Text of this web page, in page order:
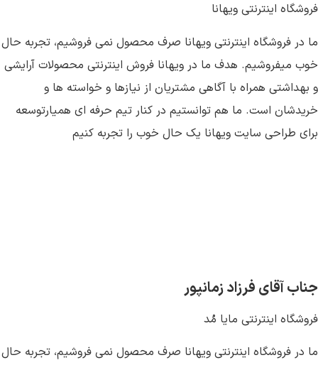
فروشگاه اینترنتی ویهانا
ما در فروشگاه اینترنتی ویهانا صرف محصول نمی فروشیم، تجربه حال
خوب میفروشیم. هدف ما در ویهانا فروش اینترنتی محصولات آرایشی
و بهداشتی همراه با آگاهی مشتریان از نیازها و خواسته ها و
خریدشان است. ما هم توانستیم در کنار تیم حرفه ای همیارتوسعه
برای طراحی سایت ویهانا یک حال خوب را تجربه کنیم
جناب آقای فرزاد زمانپور
فروشگاه اینترنتی مایا مُد
ما در فروشگاه اینترنتی ویهانا صرف محصول نمی فروشیم، تجربه حال